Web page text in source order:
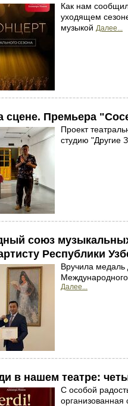
Как нам
уходящем
музыкой Далее...
сцене. Премьера
Проект
студию "Другие
союз
Республики
Вручила
Далее...
в нашем театре:
С особой